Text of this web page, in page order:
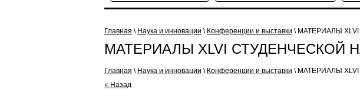
Главная \ Наука и инновации \ Конференции и выставки \ МАТЕРИАЛЫ
МАТЕРИАЛЫ XLVI СТУДЕНЧЕСКОЙ
Главная \ Наука и инновации \ Конференции и выставки \ МАТЕРИАЛЫ
« Назад